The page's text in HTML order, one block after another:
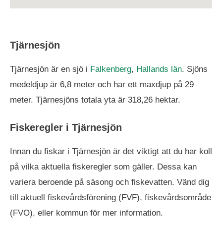
Tjärnesjön
Tjärnesjön är en sjö i Falkenberg, Hallands län. Sjöns
medeldjup är 6,8 meter och har ett maxdjup på 29
meter. Tjärnesjöns totala yta är 318,26 hektar.
Fiskeregler i Tjärnesjön
Innan du fiskar i Tjärnesjön är det viktigt att du har koll
på vilka aktuella fiskeregler som gäller. Dessa kan
variera beroende på säsong och fiskevatten. Vänd dig
till aktuell fiskevårdsförening (FVF), fiskevårdsområde
(FVO), eller kommun för mer information.